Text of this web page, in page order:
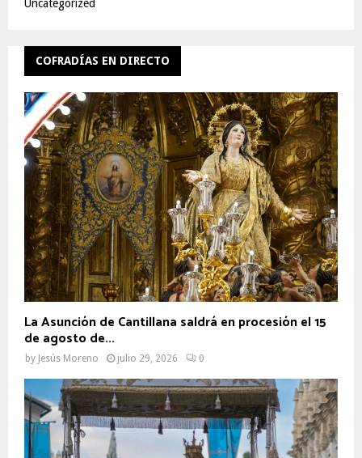
Uncategorized
COFRADÍAS EN DIRECTO
La Asunción de Cantillana saldrá en procesión el 15
de agosto de...
by Jesús Moreno julio 29, 2026 0